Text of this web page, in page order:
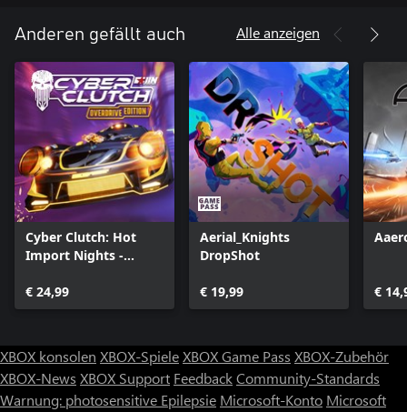
Anderen gefällt auch Alle anzeigen
Cyber Clutch: Hot
Import Nights -
€ 24,99
Aerial_Knights
DropShot
€ 19,99 €
XBOX konsolen XBOX-SpieleXBOX Game Pass XBOX-Zubehör
XBOX-News XBOX Support FeedbackCommunity-Standards
Warnung: photosensitive Epilepsie Microsoft-Konto Microsoft